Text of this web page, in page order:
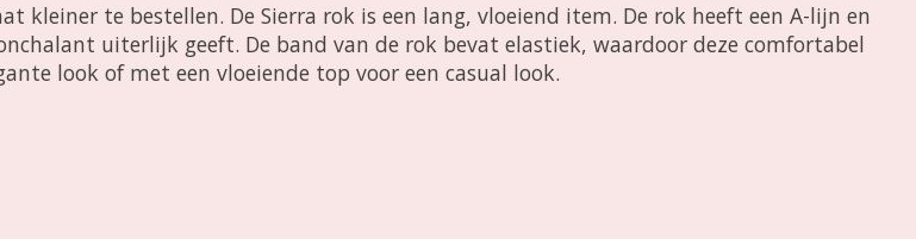
kleiner te bestellen. De Sierra rok is een lang, vloeiend item. De rok heeft een A-lijn en
uiterlijk geeft. De band van de rok bevat elastiek, waardoor deze comfortabel
look of met een vloeiende top voor een casual look.